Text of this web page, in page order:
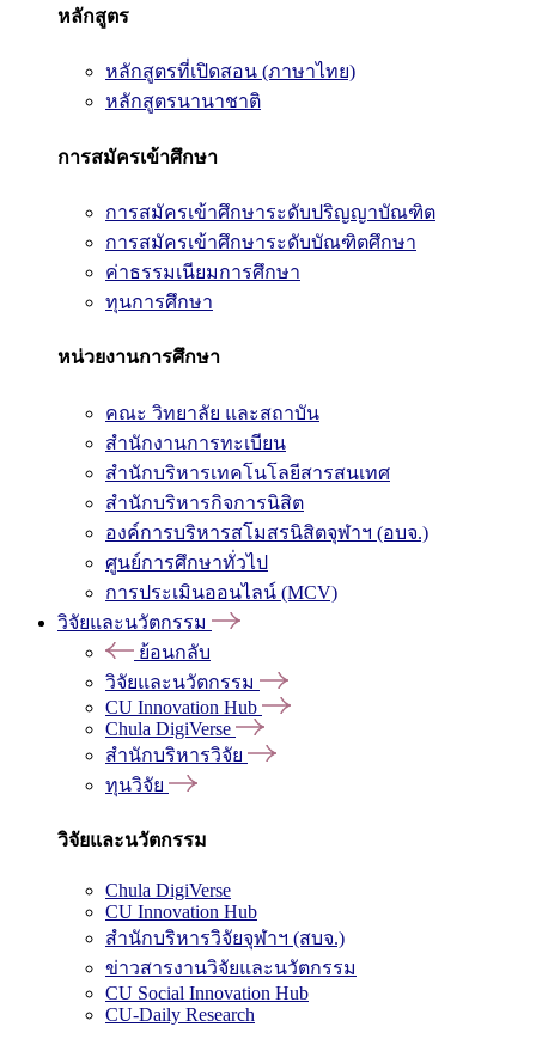
หลักสูตร
หลักสูตรที่เปิดสอน (ภาษาไทย)
หลักสูตรนานาชาติ
การสมัครเข้าศึกษา
การสมัครเข้าศึกษาระดับปริญญาบัณฑิต
การสมัครเข้าศึกษาระดับบัณฑิตศึกษา
ค่าธรรมเนียมการศึกษา
ทุนการศึกษา
หน่วยงานการศึกษา
คณะ วิทยาลัย และสถาบัน
สำนักงานการทะเบียน
สำนักบริหารเทคโนโลยีสารสนเทศ
สำนักบริหารกิจการนิสิต
องค์การบริหารสโมสรนิสิตจุฬาฯ (อบจ.)
ศูนย์การศึกษาทั่วไป
การประเมินออนไลน์ (MCV)
วิจัยและนวัตกรรม
ย้อนกลับ
วิจัยและนวัตกรรม
CU Innovation Hub
Chula DigiVerse
สำนักบริหารวิจัย
ทุนวิจัย
วิจัยและนวัตกรรม
Chula DigiVerse
CU Innovation Hub
สำนักบริหารวิจัยจุฬาฯ (สบจ.)
ข่าวสารงานวิจัยและนวัตกรรม
CU Social Innovation Hub
CU-Daily Research